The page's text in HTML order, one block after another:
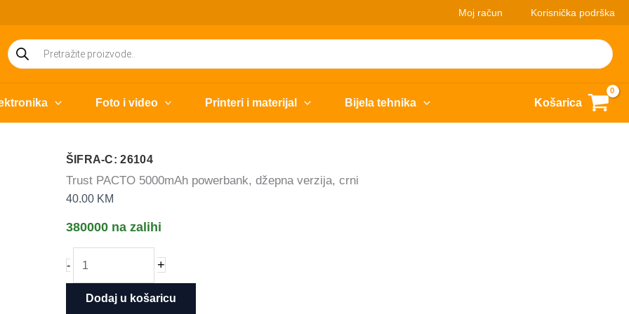
Moj račun Korisnička podrška
Products
search
Foto i video Printeri i materijal Bijela tehnika Košarica
ŠIFRA-C: 26104
Trust PACTO 5000mAh powerbank, džepna verzija, crni
40.00 KM
380000 na zalihi
-
PACTO
powerbank,
+
Dodaj u košaricu